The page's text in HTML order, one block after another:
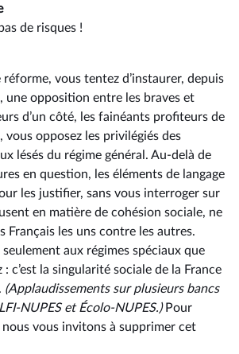
de risques !
vous tentez d’instaurer, depuis
une opposition entre les braves et
d’un côté, les fainéants profiteurs de
vous opposez les privilégiés des
lésés du régime général. Au-delà de
en question, les éléments de langage
les justifier, sans vous interroger sur
en matière de cohésion sociale, ne
Français les uns contre les autres.
seulement aux régimes spéciaux que
c’est la singularité sociale de la France
(Applaudissements sur plusieurs bancs
NUPES et Écolo-NUPES.)Pour
vous invitons à supprimer cet